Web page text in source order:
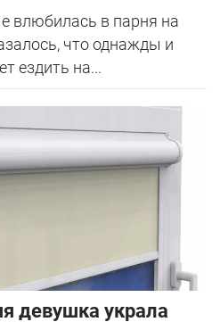
влюбилась в парня на
что однажды и
ездить на...
девушка украла